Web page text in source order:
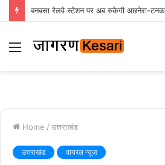
Menu
Home / उत्तराखंड
उत्तराखंड वायरल न्यूज़